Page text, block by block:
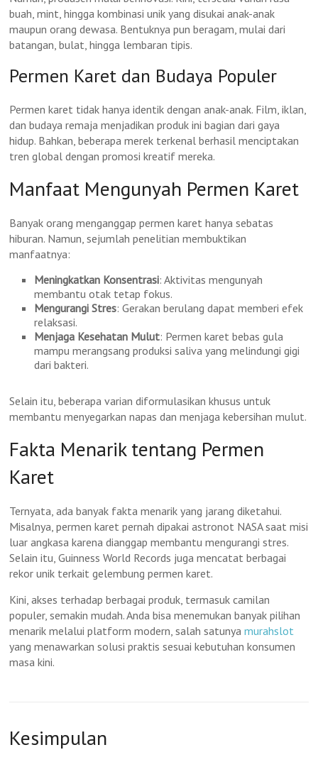
buah, mint, hingga kombinasi unik yang disukai anak-anak
maupun orang dewasa. Bentuknya pun beragam, mulai dari
batangan, bulat, hingga lembaran tipis.
Permen Karet dan Budaya Populer
Permen karet tidak hanya identik dengan anak-anak. Film, iklan,
dan budaya remaja menjadikan produk ini bagian dari gaya
hidup. Bahkan, beberapa merek terkenal berhasil menciptakan
tren global dengan promosi kreatif mereka.
Manfaat Mengunyah Permen Karet
Banyak orang menganggap permen karet hanya sebatas
hiburan. Namun, sejumlah penelitian membuktikan
manfaatnya:
Meningkatkan Konsentrasi: Aktivitas mengunyah
membantu otak tetap fokus.
Mengurangi Stres: Gerakan berulang dapat memberi efek
relaksasi.
Menjaga Kesehatan Mulut: Permen karet bebas gula
mampu merangsang produksi saliva yang melindungi gigi
dari bakteri.
Selain itu, beberapa varian diformulasikan khusus untuk
membantu menyegarkan napas dan menjaga kebersihan mulut.
Fakta Menarik tentang Permen
Karet
Ternyata, ada banyak fakta menarik yang jarang diketahui.
Misalnya, permen karet pernah dipakai astronot NASA saat misi
luar angkasa karena dianggap membantu mengurangi stres.
Selain itu, Guinness World Records juga mencatat berbagai
rekor unik terkait gelembung permen karet.
Kini, akses terhadap berbagai produk, termasuk camilan
populer, semakin mudah. Anda bisa menemukan banyak pilihan
menarik melalui platform modern, salah satunyamurahslot
yang menawarkan solusi praktis sesuai kebutuhan konsumen
masa kini.
Kesimpulan